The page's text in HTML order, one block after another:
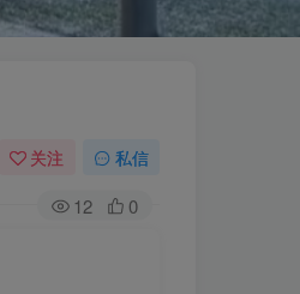
关注 私信
12 0